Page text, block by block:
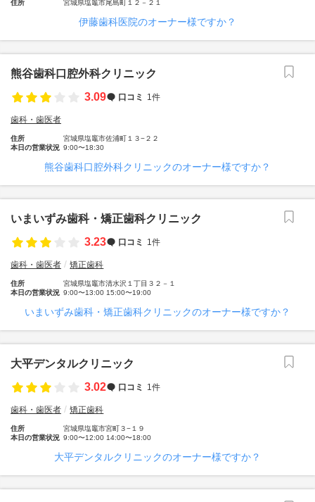
住所 宮城県塩竈市尾島町１２－２１
伊藤歯科医院のオーナー様ですか？
熊谷歯科口腔外科クリニック
3.09
口コミ 1件
歯科・歯医者
住所
宮城県塩竈市佐浦町１３−２２
本日の営業状況 9:00〜18:30
熊谷歯科口腔外科クリニックのオーナー様ですか？
いまいずみ歯科・矯正歯科クリニック
3.23
口コミ 1件
歯科・歯医者 矯正歯科
住所
宮城県塩竈市清水沢１丁目３２－１
本日の営業状況 9:00〜13:00 15:00〜19:00
いまいずみ歯科・矯正歯科クリニックのオーナー様ですか？
大平デンタルクリニック
3.02
口コミ 1件
歯科・歯医者 矯正歯科
住所
宮城県塩竈市宮町３−１９
本日の営業状況 9:00〜12:00 14:00〜18:00
大平デンタルクリニックのオーナー様ですか？